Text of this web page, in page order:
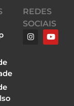
REDES
SOCIAIS